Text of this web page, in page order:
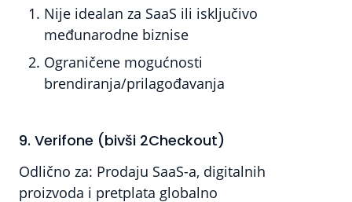
Nije idealan za SaaS ili isključivo
međunarodne biznise
Ograničene mogućnosti
brendiranja/prilagođavanja
9. Verifone (bivši 2Checkout)
Odlično za: Prodaju SaaS-a, digitalnih
proizvoda i pretplata globalno